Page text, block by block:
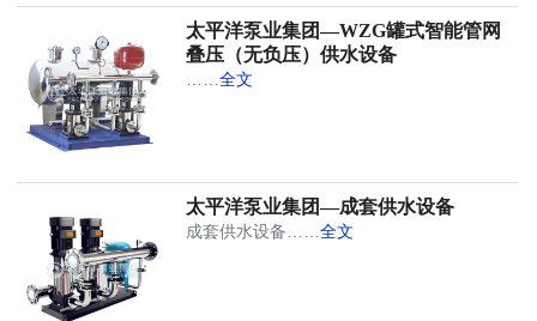
太平洋泵业集团—WZG罐式智能管网
叠压（无负压）供水设备
全文
太平洋泵业集团—成套供水设备
成套供水设备…… 全文